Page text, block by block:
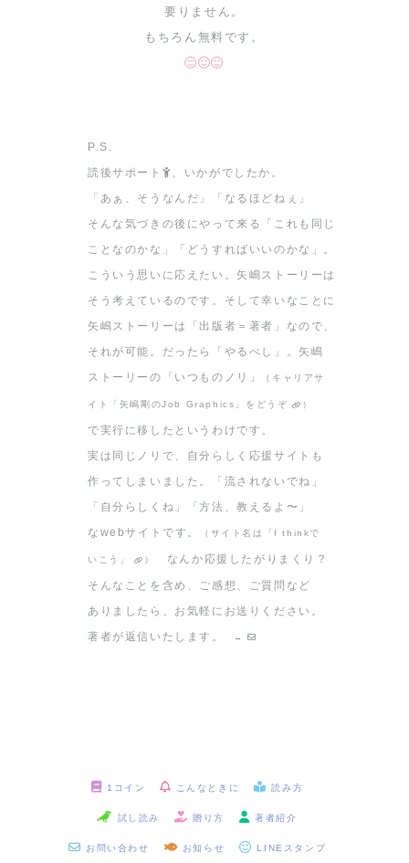
要りません。
もちろん無料です。
P.S.
読後サポート 、いかがでしたか。
「あぁ、そうなんだ」「なるほどねぇ」
そんな気づきの後にやって来る「これも同じ
ことなのかな」「どうすればいいのかな」。
こういう思いに応えたい。矢嶋ストーリーは
そう考えているのです。そして幸いなことに
矢嶋ストーリーは「出版者＝著者」なので、
それが可能。 だったら「やるべし」。矢嶋
ストーリーの「いつものノリ」 （キャリアサ
イト「矢嶋剛のJob Graphics」をどうぞ ）
で実行に移したというわけです。
実は同じノリで、自分らしく応援サイトも
作ってしまいました。「流されないでね」
「自分らしくね」「方法、教えるよ〜」
なwebサイトです。 （サイト名は「I thinkで
いこう」 ） なんか応援したがりまくり？
そんなことを含め、ご感想、ご質問など
ありましたら、お気軽にお送りください。
著者が返信いたします。 →
1コイン こんなときに 読み方
試し読み 贈り方 著者紹介
お問い合わせ お知らせ LINEスタンプ